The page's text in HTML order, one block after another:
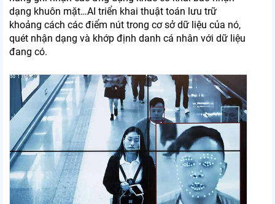
dạng khuôn mặt…AI triển khai thuật toán lưu trữ
khoảng cách các điểm nút trong cơ sở dữ liệu của nó,
quét nhận dạng và khớp định danh cá nhân với dữ liệu
đang có.